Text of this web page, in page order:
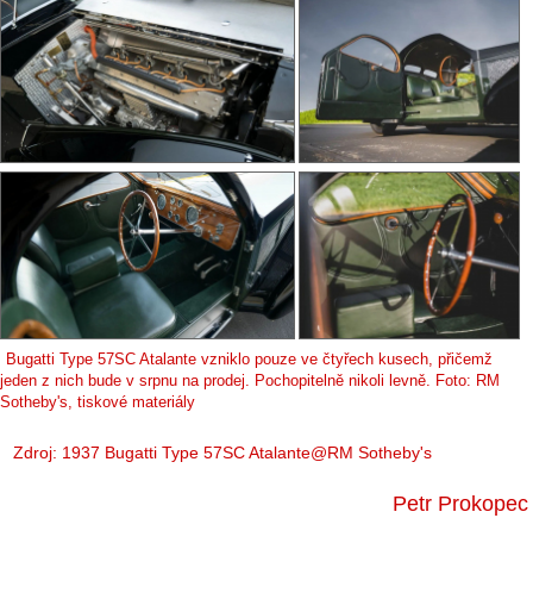
Bugatti Type 57SC Atalante vzniklo pouze ve čtyřech kusech, přičemž
jeden z nich bude v srpnu na prodej. Pochopitelně nikoli levně. Foto: RM
Sotheby's, tiskové materiály
Zdroj: 1937 Bugatti Type 57SC Atalante@RM Sotheby's
Petr Prokopec